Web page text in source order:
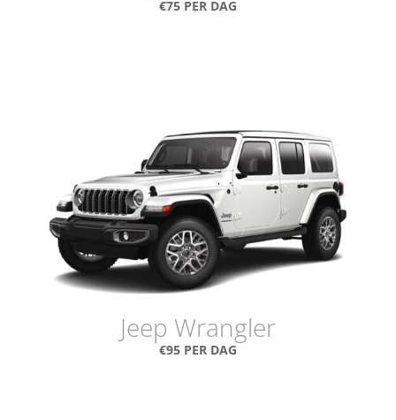
€75 PER DAG
Jeep Wrangler
€95 PER DAG